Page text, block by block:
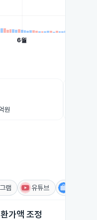
원
램 유튜브
가액 조정